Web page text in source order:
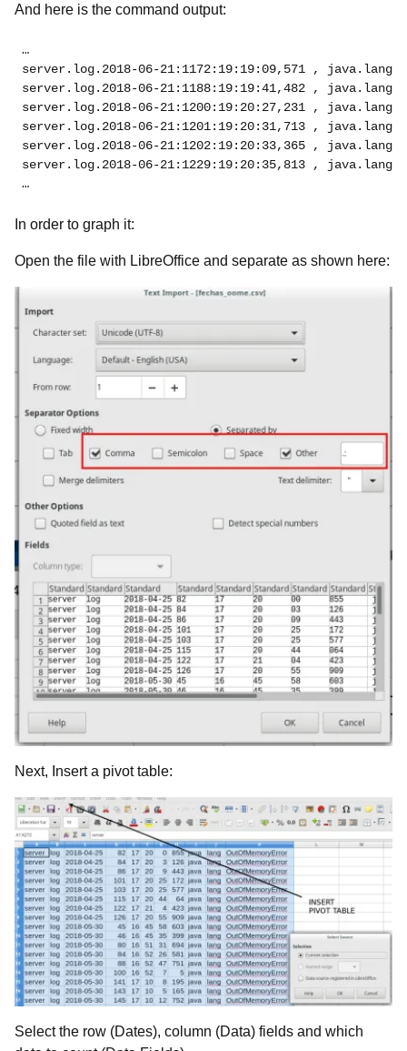
And here is the command output:
…
server.log.2018-06-21:1172:19:19:09,571 ,
server.log.2018-06-21:1188:19:19:41,482 ,
server.log.2018-06-21:1200:19:20:27,231 ,
server.log.2018-06-21:1201:19:20:31,713 ,
server.log.2018-06-21:1202:19:20:33,365 ,
…
In order to graph it:
Open the file with LibreOffice and separate as shown here:
Next, Insert a pivot table:
Select the row (Dates), column (Data) fields and which